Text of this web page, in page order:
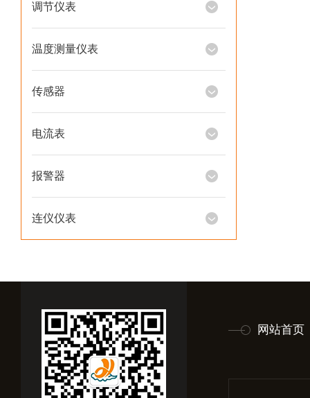
调节仪表
温度测量仪表
传感器
电流表
报警器
连仪仪表
网站首页